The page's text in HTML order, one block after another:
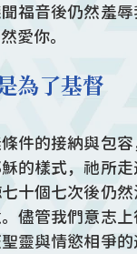
福音後仍然羞
愛你。
為了基督
件的接納與包
的樣式，祂所
十個七次後仍
儘管我們意志
靈與情慾相爭